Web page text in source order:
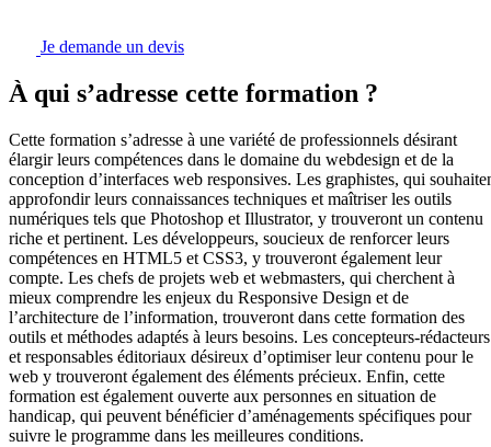
Je demande un devis
À qui s’adresse cette formation ?
Cette formation s’adresse à une variété de professionnels désirant
élargir leurs compétences dans le domaine du webdesign et de la
conception d’interfaces web responsives. Les graphistes, qui
approfondir leurs connaissances techniques et maîtriser les outils
numériques tels que Photoshop et Illustrator, y trouveront un contenu
riche et pertinent. Les développeurs, soucieux de renforcer leurs
compétences en HTML5 et CSS3, y trouveront également leur
compte. Les chefs de projets web et webmasters, qui cherchent à
mieux comprendre les enjeux du Responsive Design et de
l’architecture de l’information, trouveront dans cette formation des
outils et méthodes adaptés à leurs besoins. Les concepteurs-rédacteurs
et responsables éditoriaux désireux d’optimiser leur contenu pour le
web y trouveront également des éléments précieux. Enfin, cette
formation est également ouverte aux personnes en situation de
handicap, qui peuvent bénéficier d’aménagements spécifiques pour
suivre le programme dans les meilleures conditions.